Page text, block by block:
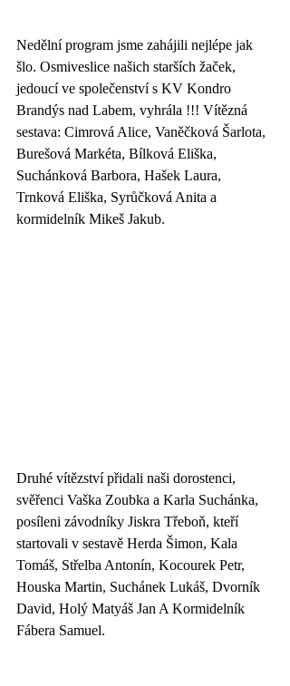
Nedělní program jsme zahájili nejlépe jak
šlo. Osmiveslice našich starších žaček,
jedoucí ve společenství s KV Kondro
Brandýs nad Labem, vyhrála !!! Vítězná
sestava: Cimrová Alice, Vaněčková Šarlota,
Burešová Markéta, Bílková Eliška,
Suchánková Barbora, Hašek Laura,
Trnková Eliška, Syrůčková Anita a
kormidelník Mikeš Jakub.
Druhé vítězství přidali naši dorostenci,
svěřenci Vaška Zoubka a Karla Suchánka,
posíleni závodníky Jiskra Třeboň, kteří
startovali v sestavě Herda Šimon, Kala
Tomáš, Střelba Antonín, Kocourek Petr,
Houska Martin, Suchánek Lukáš, Dvorník
David, Holý Matyáš Jan A Kormidelník
Fábera Samuel.